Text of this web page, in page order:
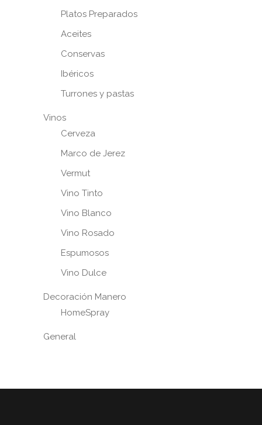
Platos Preparados
Aceites
Conservas
Ibéricos
Turrones y pastas
Vinos
Cerveza
Marco de Jerez
Vermut
Vino Tinto
Vino Blanco
Vino Rosado
Espumosos
Vino Dulce
Decoración Manero
HomeSpray
General